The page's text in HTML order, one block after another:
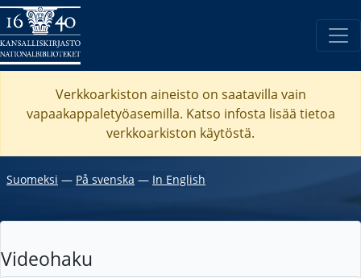
Verkkoarkiston aineisto on saatavilla vain
vapaakappaletyöasemilla. Katso infosta lisää tietoa
verkkoarkiston käytöstä.
Suomeksi ― På svenska ― In English
Videohaku